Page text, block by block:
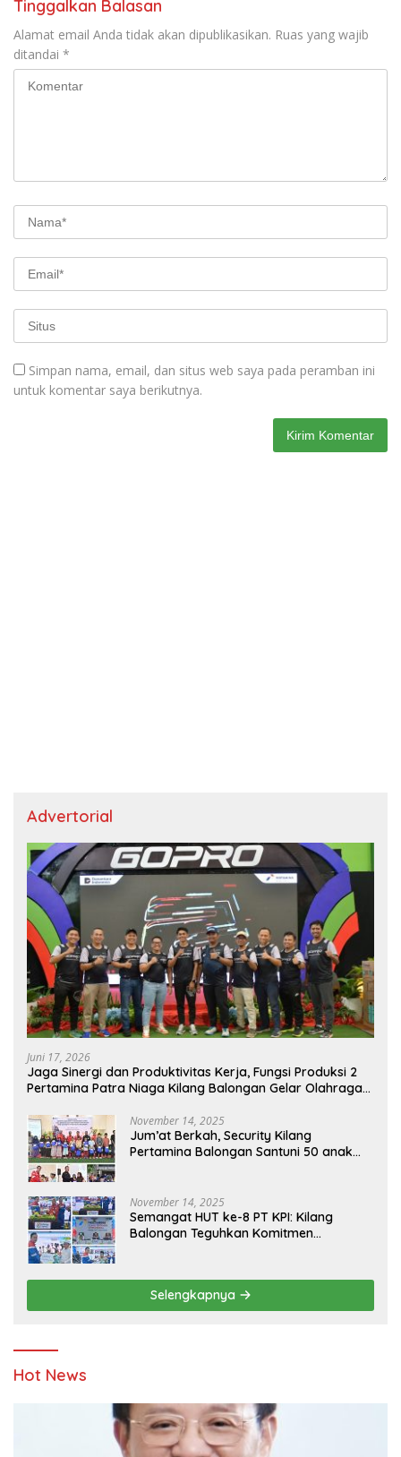
Tinggalkan Balasan
Alamat email Anda tidak akan dipublikasikan. Ruas yang wajib
ditandai *
Simpan nama, email, dan situs web saya pada peramban ini
untuk komentar saya berikutnya.
Advertorial
Juni 17, 2026
Jaga Sinergi dan Produktivitas Kerja, Fungsi Produksi 2
Pertamina Patra Niaga Kilang Balongan Gelar Olahraga
November 14, 2025
Jum’at Berkah, Security Kilang
Pertamina Balongan Santuni 50 anak
November 14, 2025
Semangat HUT ke-8 PT KPI: Kilang
Balongan Teguhkan Komitmen
Pendidikan
Selengkapnya
Hot News